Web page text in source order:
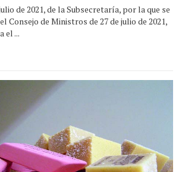
de 2021, de la Subsecretaría, por la que se
Consejo de Ministros de 27 de julio de 2021,
el ...